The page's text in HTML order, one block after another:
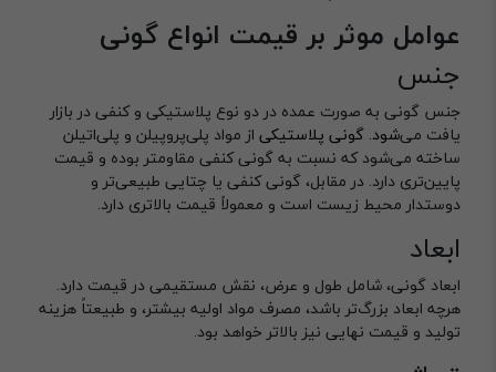
عوامل موثر بر قیمت انواع گونی
جنس
جنس گونی به صورت عمده در دو نوع پلاستیکی و کنفی در بازار
یافت می‌شود. گونی پلاستیکی از مواد پلی‌پروپیلن و پلی‌اتیلن
ساخته می‌شود که نسبت به گونی کنفی مقاومتر بوده و قیمت
پایین‌تری دارد. در مقابل، گونی کنفی یا چتایی طبیعی‌تر و
دوستدار محیط زیست است و معمولاً قیمت بالاتری دارد.
ابعاد
ابعاد گونی، شامل طول و عرض، نقش مستقیمی در قیمت دارد.
هرچه ابعاد بزرگ‌تر باشد، مصرف مواد اولیه بیشتر، و طبیعتاً هزینه
تولید و قیمت نهایی نیز بالاتر خواهد بود.